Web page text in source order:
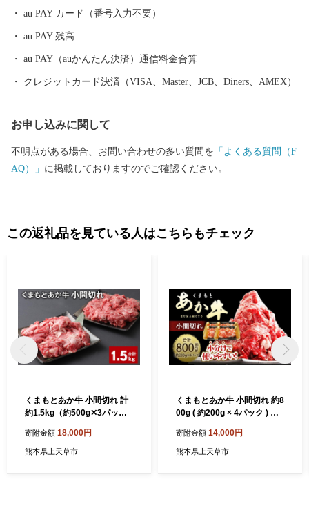
au PAY カード（番号入力不要）
au PAY 残高
au PAY（auかんたん決済）通信料金合算
クレジットカード決済（VISA、Master、JCB、Diners、AMEX）
お申し込みに関して
不明点がある場合、お問い合わせの多い質問を 「よくある質問（F
AQ）」 に掲載しておりますのでご確認ください。
この返礼品を見ている人はこちらもチェック
くまもとあか牛 小間切れ 計
約1.5kg（約500g✕3パッ
寄附金額 18,000円
熊本県上天草市
くまもとあか牛 小間切れ 約8
00g ( 約200g × 4パック ) お
霜降り おかず 精肉 冷凍
寄附金額 14,000円
熊本県上天草市